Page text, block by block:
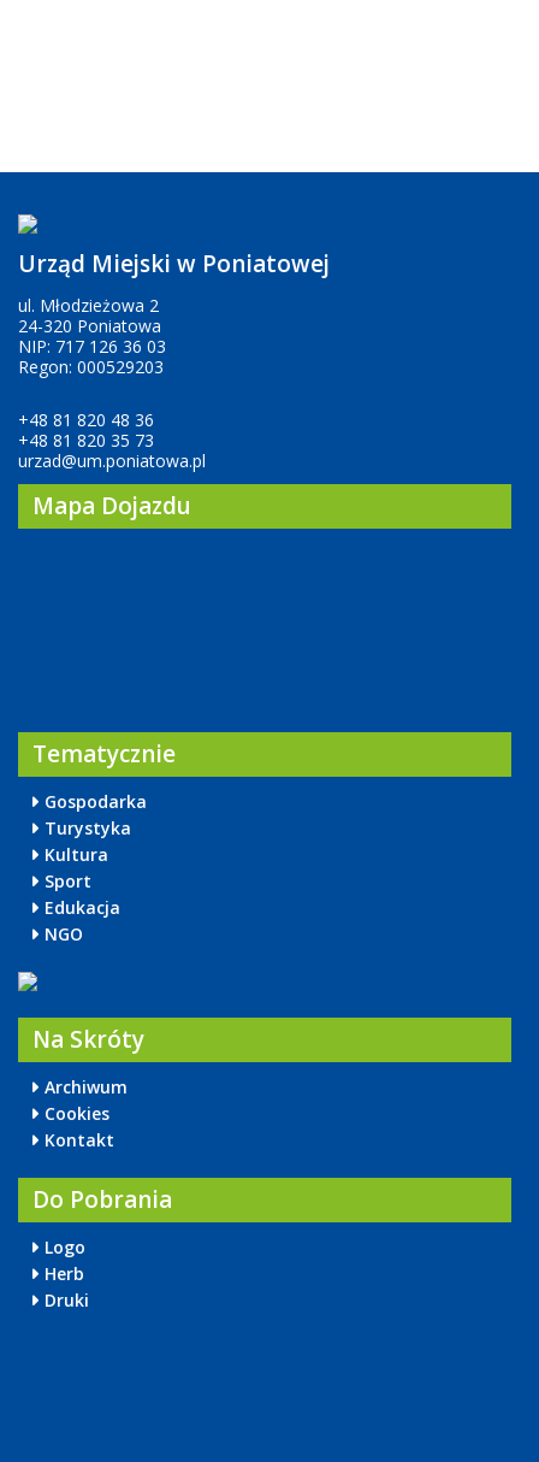
Urząd Miejski w Poniatowej
ul. Młodzieżowa 2
24-320 Poniatowa
NIP: 717 126 36 03
Regon: 000529203
+48 81 820 48 36
+48 81 820 35 73
urzad@um.poniatowa.pl
Mapa Dojazdu
Tematycznie
Gospodarka
Turystyka
Kultura
Sport
Edukacja
NGO
Na Skróty
Archiwum
Cookies
Kontakt
Do Pobrania
Logo
Herb
Druki